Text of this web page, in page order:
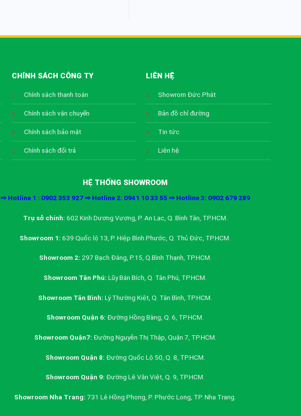
CHÍNH SÁCH CÔNG TY
Chính sách thanh toán
Chính sách vận chuyển
Chính sách bảo mật
Chính sách đổi trả
LIÊN HỆ
Showrom Đức Phát
Bản đồ chỉ đường
Tin tức
Liên hệ
HỆ THỐNG SHOWROOM
⇒ Hotline 1 : 0902 353 927 ⇒ Hotline 2: 0941 10 33 55 ⇒ Hotline 3: 0902 679 289
Trụ sở chính: 602 Kinh Dương Vương, P. An Lạc, Q. Bình Tân, TP.HCM.
Showroom 1: 639 Quốc lộ 13, P. Hiệp Bình Phước, Q. Thủ Đức, TP.HCM.
Showroom 2: 297 Bạch Đằng, P.15, Q.Bình Thạnh, TP.HCM.
Showroom Tân Phú: Lũy Bán Bích, Q. Tân Phú, TP.HCM.
Showroom Tân Bình: Lý Thường Kiệt, Q. Tân Bình, TP.HCM.
Showroom Quận 6: Đường Hồng Bàng, Q. 6, TP.HCM.
Showroom Quận7: Đường Nguyễn Thị Thập, Quận 7, TP.HCM.
Showroom Quận 8: Đường Quốc Lộ 50, Q. 8, TP.HCM.
Showroom Quận 9: Đường Lê Văn Việt, Q. 9, TP.HCM.
Showroom Nha Trang: 731 Lê Hồng Phong, P. Phước Long, TP. Nha Trang.